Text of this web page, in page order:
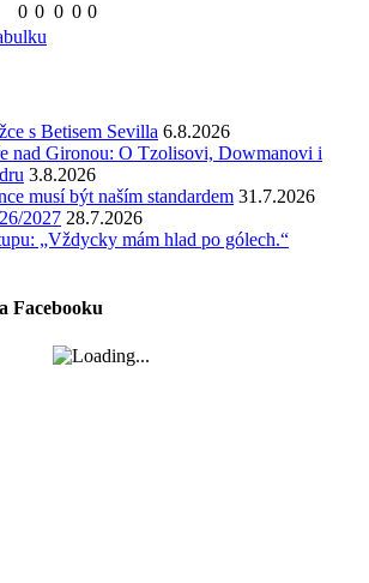
0 0 0 0 0
s Betisem Sevilla 6.8.2026
nad Gironou: O Tzolisovi, Dowmanovi i
3.8.2026
musí být naším standardem 31.7.2026
2027 28.7.2026
„Vždycky mám hlad po gólech.“
Facebooku